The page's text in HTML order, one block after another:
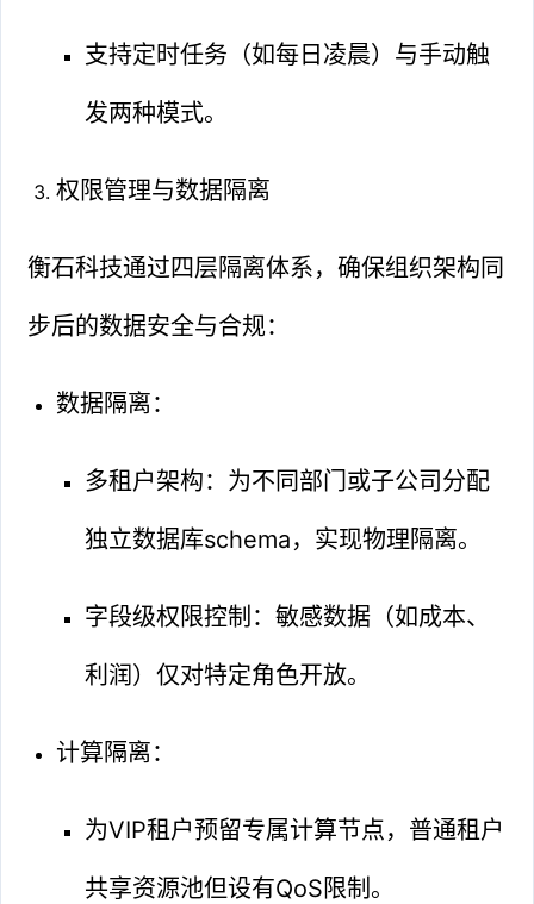
支持定时任务（如每日凌晨）与手动触
发两种模式。
权限管理与数据隔离
衡石科技通过四层隔离体系，确保组织架构同
步后的数据安全与合规：
数据隔离：
多租户架构：为不同部门或子公司分配
独立数据库schema，实现物理隔离。
字段级权限控制：敏感数据（如成本、
利润）仅对特定角色开放。
计算隔离：
为VIP租户预留专属计算节点，普通租户
共享资源池但设有QoS限制。